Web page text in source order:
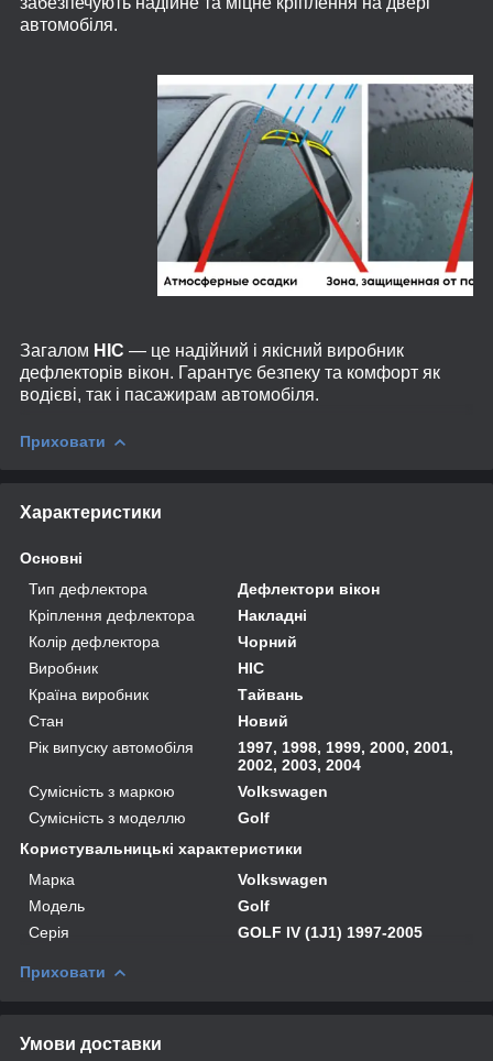
автомобіля.
Загалом HIC — це надійний і якісний виробник
дефлекторів вікон. Гарантує безпеку та комфорт як
водієві, так і пасажирам автомобіля.
Приховати
Характеристики
Основні
Тип дефлектора
Дефлектори вікон
Кріплення дефлектора
Накладні
Колір дефлектора
Чорний
Виробник
HIC
Країна виробник
Тайвань
Стан
Новий
Рік випуску автомобіля
1997, 1998, 1999, 2000, 2001,
2002, 2003, 2004
Сумісність з маркою
Volkswagen
Сумісність з моделлю
Golf
Користувальницькі характеристики
Марка
Volkswagen
Модель
Golf
Серія
GOLF IV (1J1) 1997-2005
Приховати
Умови доставки